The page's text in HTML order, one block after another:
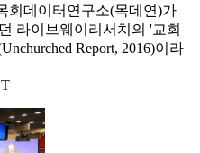
회데이터연구소(목데연)가
라이브웨이리서치의 '교회
Report, 2016)이라